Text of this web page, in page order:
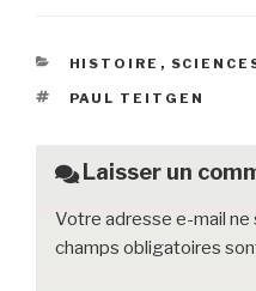
e
b
o
k
er
k
CATÉGORIES
HISTOIRE ,
ÉTIQUETTES
PAUL TEITGEN
Laisser un
Votre adresse e-mail ne
champs obligatoires